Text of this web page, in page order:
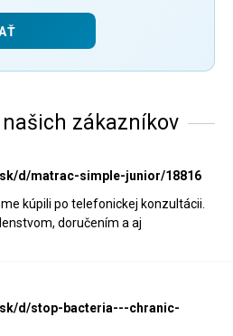
našich zákazníkov
d/matrac-simple-junior/18816
kúpili po telefonickej konzultácii.
doručením a aj
d/stop-bacteria---chranic-